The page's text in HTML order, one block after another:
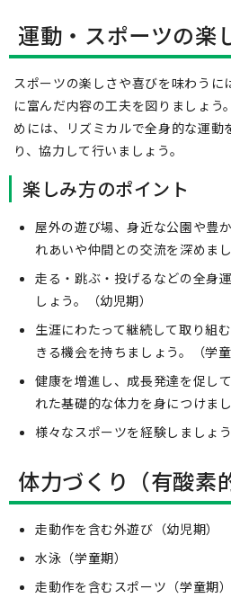
運動・スポーツの楽
スポーツの楽しさや喜びを味わうに
に富んだ内容の工夫を図りましょう
めには、リズミカルで全身的な運動
り、協力して行いましょう。
楽しみ方のポイント
屋外の遊び場、身近な公園や豊
れあいや仲間との交流を深めま
走る・跳ぶ・投げるなどの全身
しょう。（幼児期）
生涯にわたって継続して取り組
きる機会を持ちましょう。（学童
健康を増進し、成長発達を促し
れた基礎的な体力を身につけま
様々なスポーツを経験しましょう
体力づくり（有酸素
走動作を含む外遊び（幼児期）
水泳（学童期）
走動作を含むスポーツ（学童期）